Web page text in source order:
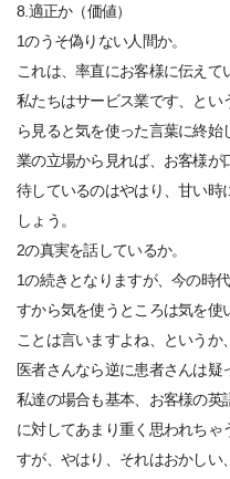
8.適正か（価値）
1のうそ偽りない人間か。
これは、率直にお客様に伝えて
私たちはサービス業です、とい
ら見ると気を使った言葉に終
業の立場から見れば、お客様が
待しているのはやはり、甘い時
しょう。
2の真実を話しているか。
1の続きとなりますが、今の時
すから気を使うところは気を使
ことは言いますよね、という
医者さんなら逆に患者さんは疑
私達の場合も基本、お客様の英
に対してあまり重く思われちゃ
すが、やはり、それはおかしい